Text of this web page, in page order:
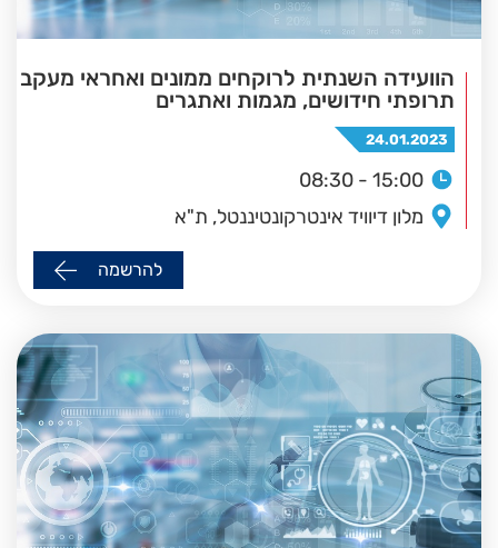
הוועידה השנתית לרוקחים ממונים ואחראי מעקב
תרופתי חידושים, מגמות ואתגרים
24.01.2023
08:30 - 15:00
מלון דיוויד אינטרקונטיננטל, ת"א
להרשמה